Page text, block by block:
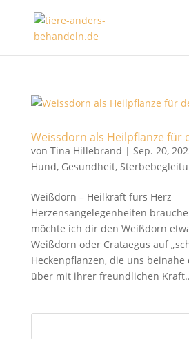
Weissdorn als Heilpflanze für
von Tina Hillebrand | Sep. 20,
Hund, Gesundheit,
Weißdorn – Heilkraft fürs Herz
Herzensangelegenheiten
möchte ich dir den Weißdorn
Weißdorn oder Crataegus auf
Heckenpflanzen, die uns beinahe
über mit ihrer freundlichen